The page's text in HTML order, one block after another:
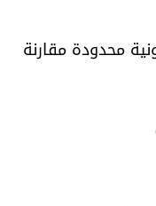
محدودة مقارنة